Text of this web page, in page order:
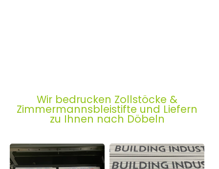
Wir bedrucken Zollstöcke &
Zimmermannsbleistifte und Liefern
zu Ihnen nach Döbeln